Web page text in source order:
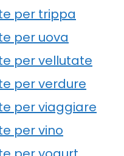
per trippa
per uova
per vellutate
per verdure
per viaggiare
per vino